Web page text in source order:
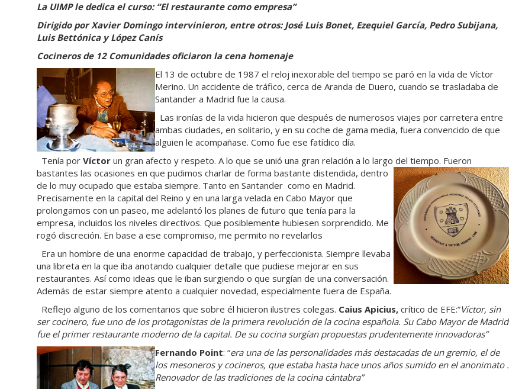
La UIMP le dedica el curso: “El restaurante como empresa”
Dirigido por Xavier Domingo intervinieron, entre otros: José Luis Bonet, Ezequiel García, Pedro Subijana,
Luis Bettónica y López Canís
Cocineros de 12 Comunidades oficiaron la cena homenaje
El 13 de octubre de 1987 el reloj inexorable del tiempo se paró en la vida de Víctor
Merino. Un accidente de tráfico, cerca de Aranda de Duero, cuando se trasladaba de
Santander a Madrid fue la causa.
Las ironías de la vida hicieron que después de numerosos viajes por carretera entre
ambas ciudades, en solitario, y en su coche de gama media, fuera convencido de que
alguien le acompañase. Como fue ese fatídico día.
Tenía por Víctor un gran afecto y respeto. A lo que se unió una gran relación a lo largo del tiempo. Fueron
bastantes las ocasiones en que pudimos charlar de forma bastante distendida, dentro
de lo muy ocupado que estaba siempre. Tanto en Santander como en Madrid.
Precisamente en la capital del Reino y en una larga velada en Cabo Mayor que
prolongamos con un paseo, me adelantó los planes de futuro que tenía para la
empresa, incluidos los niveles directivos. Que posiblemente hubiesen sorprendido. Me
rogó discreción. En base a ese compromiso, me permito no revelarlos
Era un hombre de una enorme capacidad de trabajo, y perfeccionista. Siempre llevaba
una libreta en la que iba anotando cualquier detalle que pudiese mejorar en sus
restaurantes. Así como ideas que le iban surgiendo o que surgían de una conversación.
Además de estar siempre atento a cualquier novedad, especialmente fuera de España.
Reflejo alguno de los comentarios que sobre él hicieron ilustres colegas. Caius Apicius, crítico de EFE:”Víctor, sin
ser cocinero, fue uno de los protagonistas de la primera revolución de la cocina española. Su Cabo Mayor de Madrid
fue el primer restaurante moderno de la capital. De su cocina surgían propuestas prudentemente innovadoras”
Fernando Point: “era una de las personalidades más destacadas de un gremio, el de
los mesoneros y cocineros, que estaba hasta hace unos años sumido en el anonimato .
Renovador de las tradiciones de la cocina cántabra”